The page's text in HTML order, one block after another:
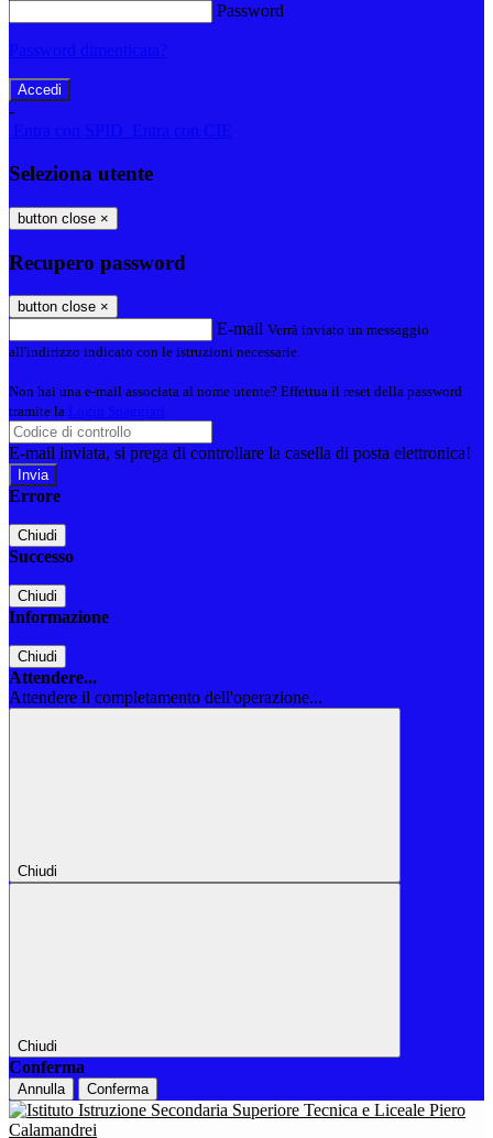
Password
-
Seleziona utente
button close ×
Recupero password
button close ×
E-mail Verrà inviato un messaggio
all'indirizzo indicato con le istruzioni necessarie.
Non hai una e-mail associata al nome utente? Effettua il reset della password
tramite la
E-mail inviata, si prega di controllare la casella di posta elettronica!
Errore
Chiudi
Successo
Chiudi
Informazione
Chiudi
Attendere...
Attendere il completamento dell'operazione...
Chiudi
Chiudi
Conferma
Annulla Conferma